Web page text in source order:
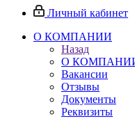
Личный кабинет
О КОМПАНИИ
Назад
О
Вакансии
Отзывы
Документы
Реквизиты